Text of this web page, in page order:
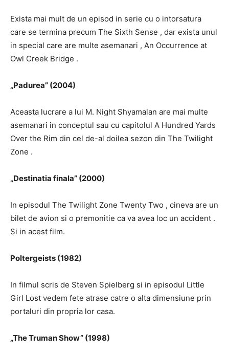
Exista mai mult de un episod in serie cu o intorsatura
care se termina precum The Sixth Sense , dar exista unul
in special care are multe asemanari , An Occurrence at
Owl Creek Bridge .
„Padurea” (2004)
Aceasta lucrare a lui M. Night Shyamalan are mai multe
asemanari in conceptul sau cu capitolul A Hundred Yards
Over the Rim din cel de-al doilea sezon din The Twilight
Zone .
„Destinatia finala” (2000)
In episodul The Twilight Zone Twenty Two , cineva are un
bilet de avion si o premonitie ca va avea loc un accident .
Si in acest film.
Poltergeists (1982)
In filmul scris de Steven Spielberg si in episodul Little
Girl Lost vedem fete atrase catre o alta dimensiune prin
portaluri din propria lor casa.
„The Truman Show” (1998)